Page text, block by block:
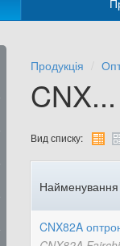
Продукція
CNX...
Вид списку:
Найменування
CNX82A